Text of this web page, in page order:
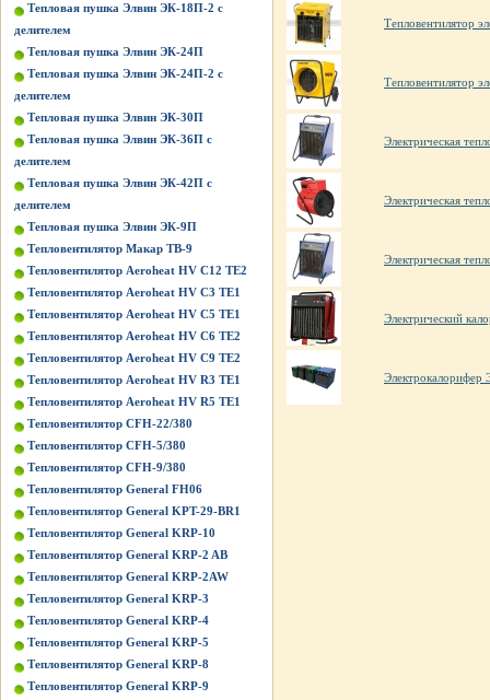
Тепловая пушка Элвин ЭК-18П-2 с
делителем
Тепловая пушка Элвин ЭК-24П
Тепловая пушка Элвин ЭК-24П-2 с
делителем
Тепловая пушка Элвин ЭК-30П
Тепловая пушка Элвин ЭК-36П с
делителем
Тепловая пушка Элвин ЭК-42П с
делителем
Тепловая пушка Элвин ЭК-9П
Тепловентилятор Макар ТВ-9
Тепловентилятор Aeroheat HV C12 TE2
Тепловентилятор Aeroheat HV C3 TE1
Тепловентилятор Aeroheat HV C5 TE1
Тепловентилятор Aeroheat HV C6 TE2
Тепловентилятор Aeroheat HV C9 TE2
Тепловентилятор Aeroheat HV R3 TE1
Тепловентилятор Aeroheat HV R5 TE1
Тепловентилятор CFH-22/380
Тепловентилятор CFH-5/380
Тепловентилятор CFH-9/380
Тепловентилятор General FH06
Тепловентилятор General KPT-29-BR1
Тепловентилятор General KRP-10
Тепловентилятор General KRP-2 AB
Тепловентилятор General KRP-2AW
Тепловентилятор General KRP-3
Тепловентилятор General KRP-4
Тепловентилятор General KRP-5
Тепловентилятор General KRP-8
Тепловентилятор General KRP-9
Тепловентилятор
Тепловентилятор
Электрическая
Электрическая
Электрическая
Электрический